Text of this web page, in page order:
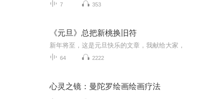
7 353
《元旦》总把新桃换旧符
新年将至，这是元旦快乐的文章，我献给大家，
64 2222
心灵之镜：曼陀罗绘画绘画疗法